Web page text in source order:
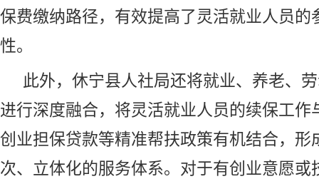
保费缴纳路径，有效提高了灵活就业人员的
性。
此外，休宁县人社局还将就业、养老、
进行深度融合，将灵活就业人员的续保工作
创业担保贷款等精准帮扶政策有机结合，形
次、立体化的服务体系。对于有创业意愿或